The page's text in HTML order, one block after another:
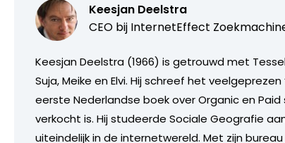
Keesjan Deelstra
CEO bij InternetEffect
Keesjan Deelstra (1966) is getrouwd met
Suja, Meike en Elvi. Hij schreef het veelgeprezen
eerste Nederlandse boek over Organic en
verkocht is. Hij studeerde Sociale Geografie
uiteindelijk in de internetwereld. Met zijn bureau